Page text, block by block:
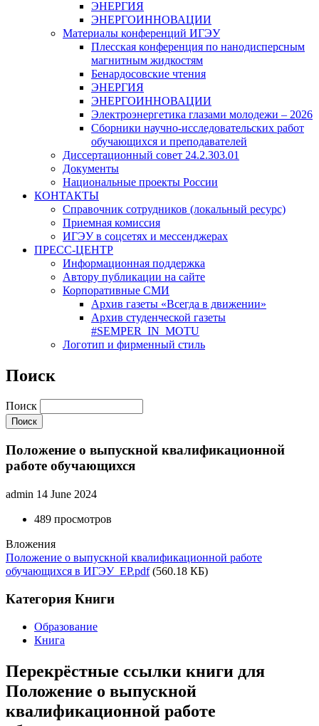
ЭНЕРГИЯ
ЭНЕРГОИННОВАЦИИ
Материалы конференций ИГЭУ
Плесская конференция по нанодисперсным
магнитным жидкостям
Бенардосовские чтения
ЭНЕРГИЯ
ЭНЕРГОИННОВАЦИИ
Электроэнергетика глазами молодежи – 2026
Сборники научно-исследовательских работ
обучающихся и преподавателей
Диссертационный совет 24.2.303.01
Документы
Национальные проекты России
КОНТАКТЫ
Cправочник сотрудников (локальный ресурс)
Приемная комиссия
ИГЭУ в соцсетях и мессенджерах
ПРЕСС-ЦЕНТР
Информационная поддержка
Автору публикации на сайте
Корпоративные СМИ
Архив газеты «Всегда в движении»
Архив студенческой газеты
#SEMPER_IN_MOTU
Логотип и фирменный стиль
Поиск
Поиск
Положение о выпускной квалификационной
работе обучающихся
admin 14 June 2024
489 просмотров
Вложения
Положение о выпускной квалификационной работе
обучающихся в ИГЭУ_EP.pdf (560.18 КБ)
Категория Книги
Образование
Книга
Перекрёстные ссылки книги для
Положение о выпускной
квалификационной работе